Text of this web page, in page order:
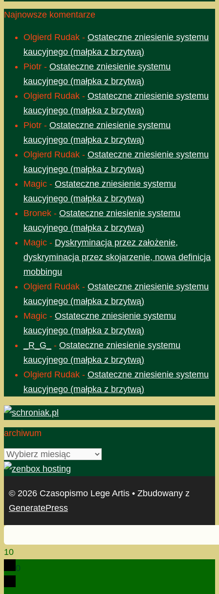
Najnowsze komentarze
Olgierd Rudak - Ostateczne zniesienie systemu
kaucyjnego (małpka z brzytwą)
Piotr - Ostateczne zniesienie systemu
kaucyjnego (małpka z brzytwą)
Olgierd Rudak - Ostateczne zniesienie systemu
kaucyjnego (małpka z brzytwą)
Piotr - Ostateczne zniesienie systemu
kaucyjnego (małpka z brzytwą)
Olgierd Rudak - Ostateczne zniesienie systemu
kaucyjnego (małpka z brzytwą)
Magic - Ostateczne zniesienie systemu
kaucyjnego (małpka z brzytwą)
Bronek - Ostateczne zniesienie systemu
kaucyjnego (małpka z brzytwą)
Magic - Dyskryminacja przez założenie,
dyskryminacja przez skojarzenie, nowa definicja
mobbingu
Olgierd Rudak - Ostateczne zniesienie systemu
kaucyjnego (małpka z brzytwą)
Magic - Ostateczne zniesienie systemu
kaucyjnego (małpka z brzytwą)
_R_G_
- Ostateczne zniesienie systemu
kaucyjnego (małpka z brzytwą)
Olgierd Rudak - Ostateczne zniesienie systemu
kaucyjnego (małpka z brzytwą)
archiwum
archiwum
© 2026 Czasopismo Lege Artis • Zbudowany z
GeneratePress
10
0